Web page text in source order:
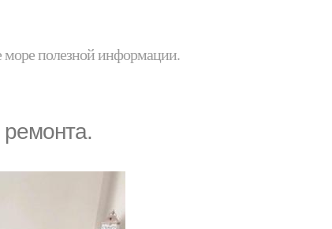
море полезной информации.
ремонта.